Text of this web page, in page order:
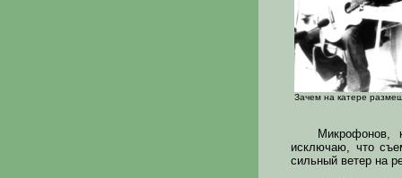
Зачем на катере
Микрофонов,
исключаю, что
сильный ветер на